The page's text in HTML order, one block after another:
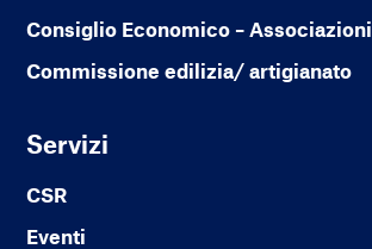
Consiglio Economico – Associazioni
Commissione edilizia/ artigianato
Servizi
CSR
Eventi